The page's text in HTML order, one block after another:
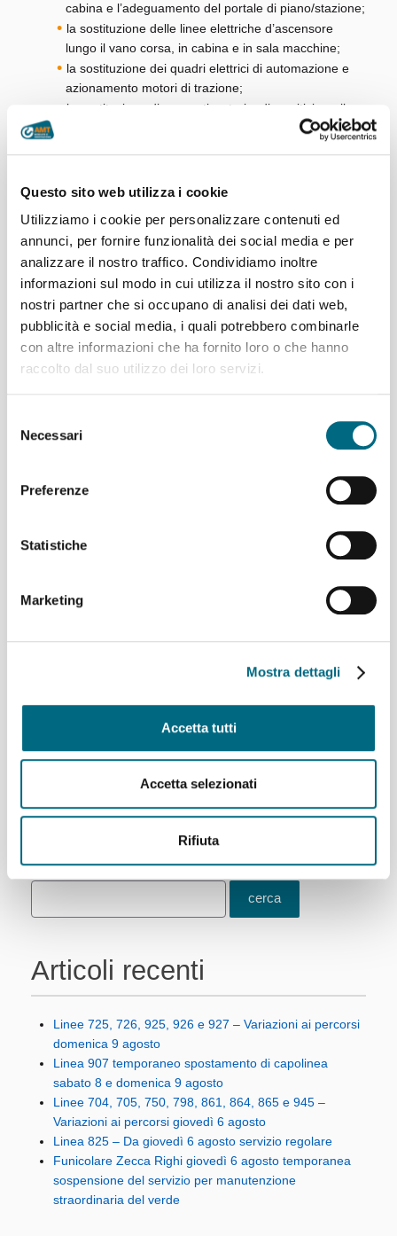
Questo sito web utilizza i cookie
Utilizziamo i cookie per personalizzare contenuti ed
annunci, per fornire funzionalità dei social media e per
analizzare il nostro traffico. Condividiamo inoltre
informazioni sul modo in cui utilizza il nostro sito con i
nostri partner che si occupano di analisi dei dati web,
pubblicità e social media, i quali potrebbero combinarle
con altre informazioni che ha fornito loro o che hanno
raccolto dal suo utilizzo dei loro servizi.
delNecessari
Preferenze
Statistiche
Marketing
Mostra dettagli
Accetta tutti
Accetta selezionati
Rifiuta
cabina e l’adeguamento del portale di piano/stazione;
la sostituzione delle linee elettriche d’ascensore
lungo il vano corsa, in cabina e in sala macchine;
la sostituzione dei quadri elettrici di automazione e
azionamento motori di trazione;
la sostituzione di ammortizzatori e dispositivi per il
bloccata.
Attività edile
L’attività edile ha riguardato verifiche e interventi strutturali
sulle opere civili, sulle carpenterie e sulle strutture del vano
corsa. In particolare sono state realizzate:
le verifiche e gli adeguamenti strutturali (sala
macchine, solai);
il risanamento del pozzo ascensore (oltre 50 metri di
il completo rifacimento della scala metallica di
rifacimento degli intonaci della stazione superiore,
l’impermeabilizzazione della copertura;
Da domani, terminata questa articolata e complessa attività
delle ore 8, è aperto tutti i giorni dalle ore 6.55 alle ore
0.40.
Da domenica 15 agostosarà sospeso il servizio
sostitutivo bus che era stato attivato durante i lavori.
12/08/2021
Articoli recenti
Linee 725, 726, 925, 926 e 927 – Variazioni ai percorsi
domenica 9 agosto
Linea 907 temporaneo spostamento di capolinea
sabato 8 e domenica 9 agosto
Linee 704, 705, 750, 798, 861, 864, 865 e 945 –
Variazioni ai percorsi giovedì 6 agosto
Linea 825 – Da giovedì 6 agosto servizio regolare
Funicolare Zecca Righi giovedì 6 agosto temporanea
sospensione del servizio per manutenzione
straordinaria del verde